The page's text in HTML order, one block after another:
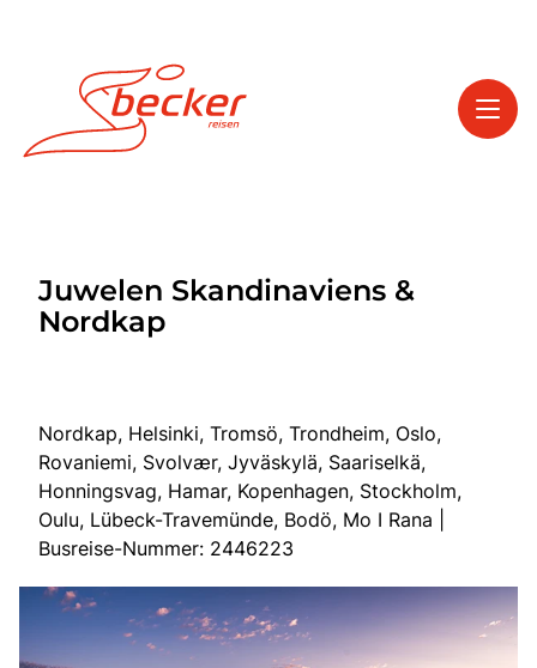
Service
Kontakt
Start
Tagesfahrten
Mehrtagesfahrten
Bus mieten
Katalog anfordern
Gutscheine
Juwelen Skandinaviens &
Nordkap
Nordkap, Helsinki, Tromsö, Trondheim, Oslo,
Rovaniemi, Svolvær, Jyväskylä, Saariselkä,
Honningsvag, Hamar, Kopenhagen, Stockholm,
Oulu, Lübeck-Travemünde, Bodö, Mo I Rana |
Busreise-Nummer: 2446223